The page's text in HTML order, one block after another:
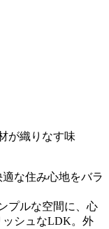
な住み心地をバラ
プルな空間に、心
ッシュなLDK。外